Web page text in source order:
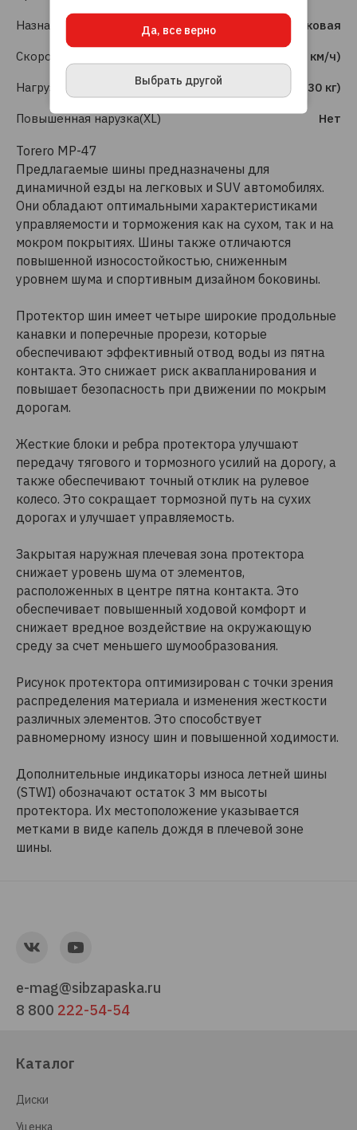
Назначение Легковая
Скоростной индекс T (190 км/ч)
Нагрузочный индекс 86 (530 кг)
Повышенная нарузка(XL) Нет
Torero MP-47
Предлагаемые шины предназначены для
динамичной езды на легковых и SUV автомобилях.
Они обладают оптимальными характеристиками
управляемости и торможения как на сухом, так и на
мокром покрытиях. Шины также отличаются
повышенной износостойкостью, сниженным
уровнем шума и спортивным дизайном боковины.
Протектор шин имеет четыре широкие продольные
канавки и поперечные прорези, которые
обеспечивают эффективный отвод воды из пятна
контакта. Это снижает риск аквапланирования и
повышает безопасность при движении по мокрым
дорогам.
Жесткие блоки и ребра протектора улучшают
передачу тягового и тормозного усилий на дорогу, а
также обеспечивают точный отклик на рулевое
колесо. Это сокращает тормозной путь на сухих
дорогах и улучшает управляемость.
Закрытая наружная плечевая зона протектора
снижает уровень шума от элементов,
расположенных в центре пятна контакта. Это
обеспечивает повышенный ходовой комфорт и
снижает вредное воздействие на окружающую
среду за счет меньшего шумообразования.
Рисунок протектора оптимизирован с точки зрения
распределения материала и изменения жесткости
различных элементов. Это способствует
равномерному износу шин и повышенной ходимости.
Дополнительные индикаторы износа летней шины
(STWI) обозначают остаток 3 мм высоты
протектора. Их местоположение указывается
метками в виде капель дождя в плечевой зоне
шины.
Да, все верно
Выбрать другой
e-mag@sibzapaska.ru
8 800 222-54-54
Каталог
Диски
Уценка
нам делать его удобнее для вас.
ПРИНЯТЬ И ЗАКРЫТЬ